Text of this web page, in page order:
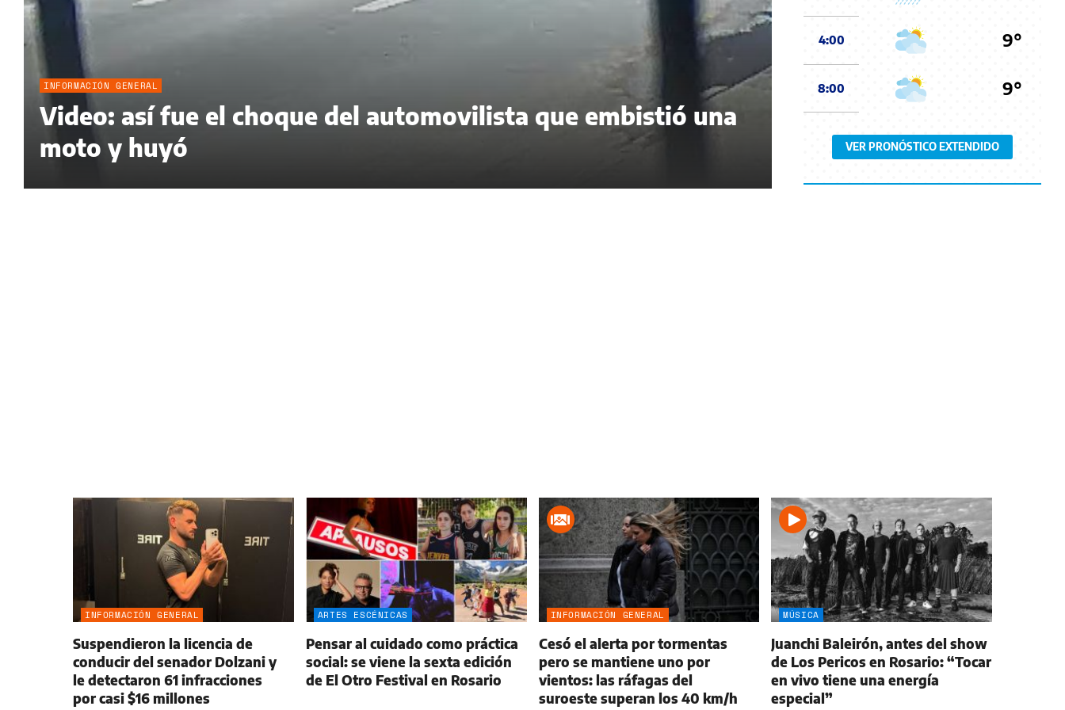
INFORMACIÓN GENERAL
Video: así fue el choque del automovilista que embistió una
moto y huyó
4:00 9°
8:00 9°
VER PRONÓSTICO EXTENDIDO
INFORMACIÓN GENERAL
Suspendieron la licencia de
conducir del senador Dolzani y
le detectaron 61 infracciones
por casi $16 millones
ARTES ESCÉNICAS
Pensar al cuidado como práctica
social: se viene la sexta edición
de El Otro Festival en Rosario
INFORMACIÓN GENERAL
Cesó el alerta por tormentas
pero se mantiene uno por
vientos: las ráfagas del
suroeste superan los 40 km/h
MÚSICA
Juanchi Baleirón, antes del show
de Los Pericos en Rosario: “Tocar
en vivo tiene una energía
especial”